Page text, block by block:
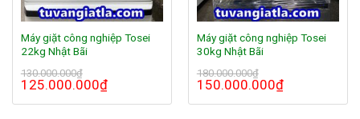
Máy giặt công nghiệp Tosei
22kg Nhật Bãi
130.000.000₫
125.000.000₫
Máy giặt công nghiệp Tosei
30kg Nhật Bãi
180.000.000₫
150.000.000₫